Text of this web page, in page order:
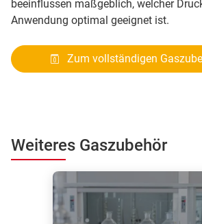
beeinflussen maßgeblich, welcher
Anwendung optimal geeignet ist.
Zum vollständigen
Weiteres Gaszubehör